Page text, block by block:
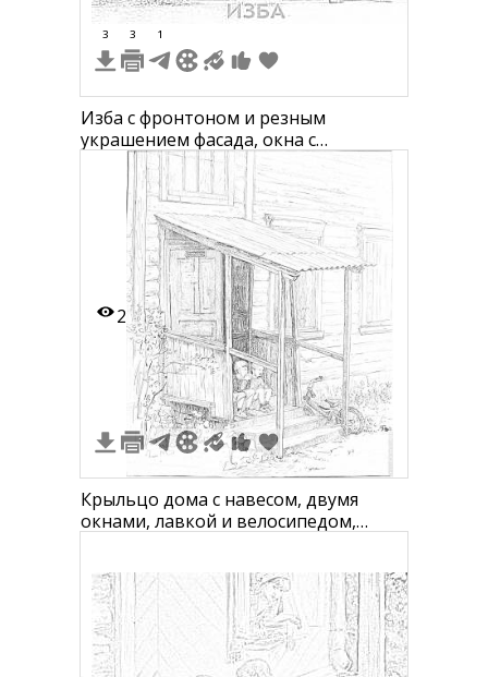
3 3 1
Изба с фронтоном и резным
украшением фасада, окна с
наличниками, крыльцо, около дома
кусты.
2
Крыльцо дома с навесом, двумя
окнами, лавкой и велосипедом,